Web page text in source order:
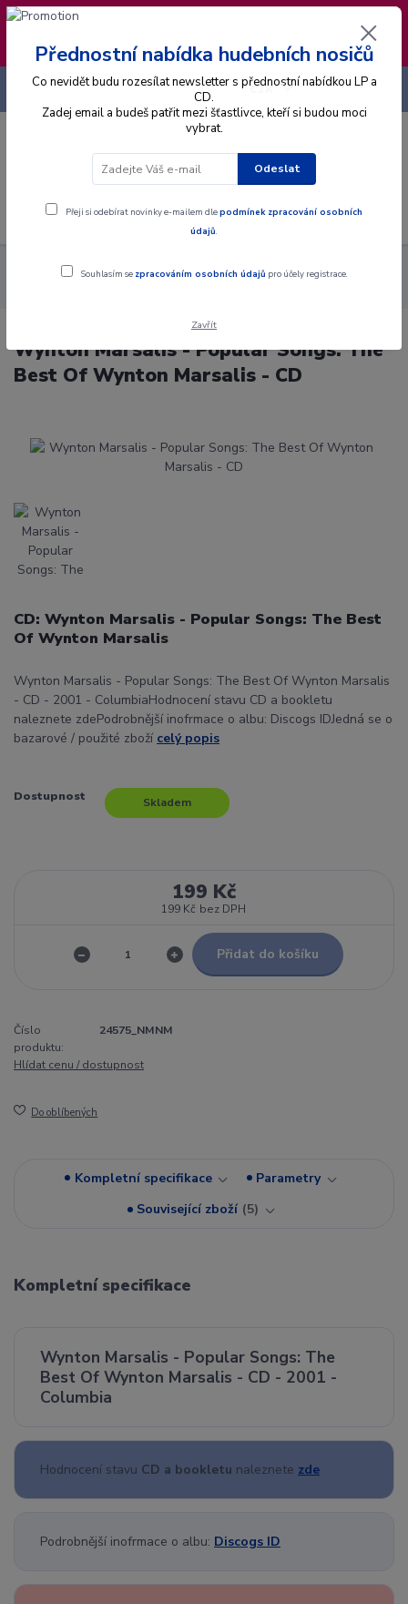
❣️ Od 4.8. do 13.8. čerpám dovolenou. Datum
expedice objednávek se posouvá na pátek
14.8.2026 🐋
Menu
CZK
+420 725 736 293
Alba CD
Wynton Marsalis - Popular Songs: The Best Of
Wynton Marsalis - Popular Songs: The
Best Of Wynton Marsalis - CD
CD: Wynton Marsalis - Popular Songs: The Best
Of Wynton Marsalis
Wynton Marsalis - Popular Songs: The Best Of Wynton Marsalis
- CD - 2001 - ColumbiaHodnocení stavu CD a bookletu
naleznete zdePodrobnější inofrmace o albu: Discogs IDJedná se o
bazarové / použité zboží celý popis
Dostupnost Skladem
199 Kč
199 Kč bez DPH
Přidat do košíku
Číslo
produktu:
24575_NMNM
Hlídat cenu / dostupnost
Do oblíbených
Kompletní specifikace
Parametry
Související zboží 5
Kompletní specifikace
Wynton Marsalis - Popular Songs: The
Best Of Wynton Marsalis - CD - 2001 -
Columbia
Hodnocení stavu CD a bookletu naleznete zde
Podrobnější inofrmace o albu: Discogs ID
Přednostní nabídka hudebních nosičů
Co nevidět budu rozesílat newsletter s přednostní nabídkou LP a
CD.
Zadej email a budeš patřit mezi šťastlivce, kteří si budou moci
vybrat.
Odeslat
Přeji si odebírat novinky e-mailem dlepodmínek zpracování osobních
údajů.
Souhlasím se zpracováním osobních údajů pro účely registrace.
Zavřít